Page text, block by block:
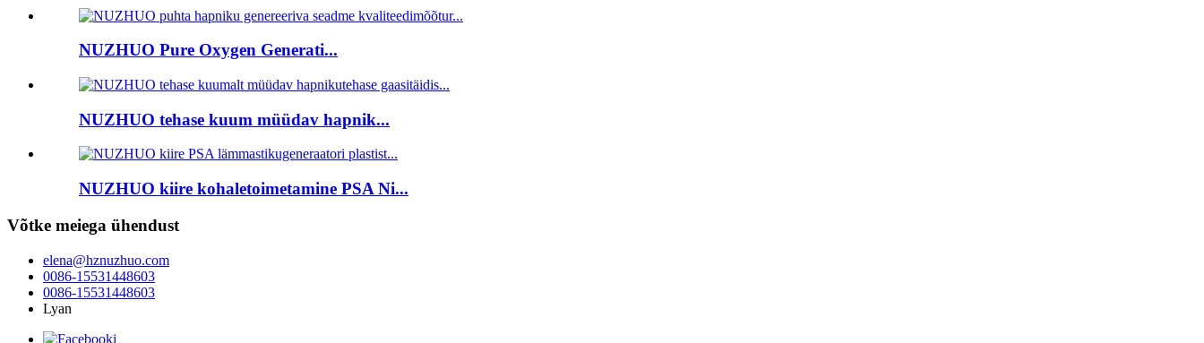
NUZHUO Pure Oxygen Generati...
NUZHUO tehase kuum müüdav hapnik...
NUZHUO kiire kohaletoimetamine PSA Ni...
Võtke meiega ühendust
elena@hznuzhuo.com
0086-15531448603
0086-15531448603
Lyan